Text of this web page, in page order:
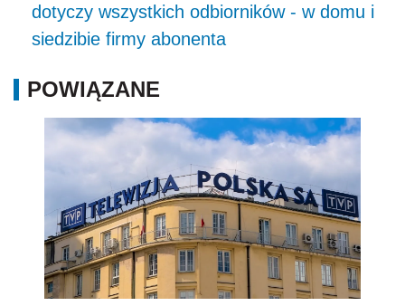
dotyczy wszystkich odbiorników - w domu i
siedzibie firmy abonenta
POWIĄZANE